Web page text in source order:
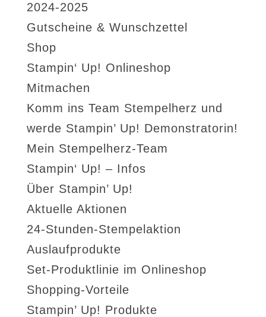
2024-2025
Gutscheine & Wunschzettel
Shop
Stampin‘ Up! Onlineshop
Mitmachen
Komm ins Team Stempelherz und
werde Stampin’ Up! Demonstratorin!
Mein Stempelherz-Team
Stampin‘ Up! – Infos
Über Stampin’ Up!
Aktuelle Aktionen
24-Stunden-Stempelaktion
Auslaufprodukte
Set-Produktlinie im Onlineshop
Shopping-Vorteile
Stampin’ Up! Produkte